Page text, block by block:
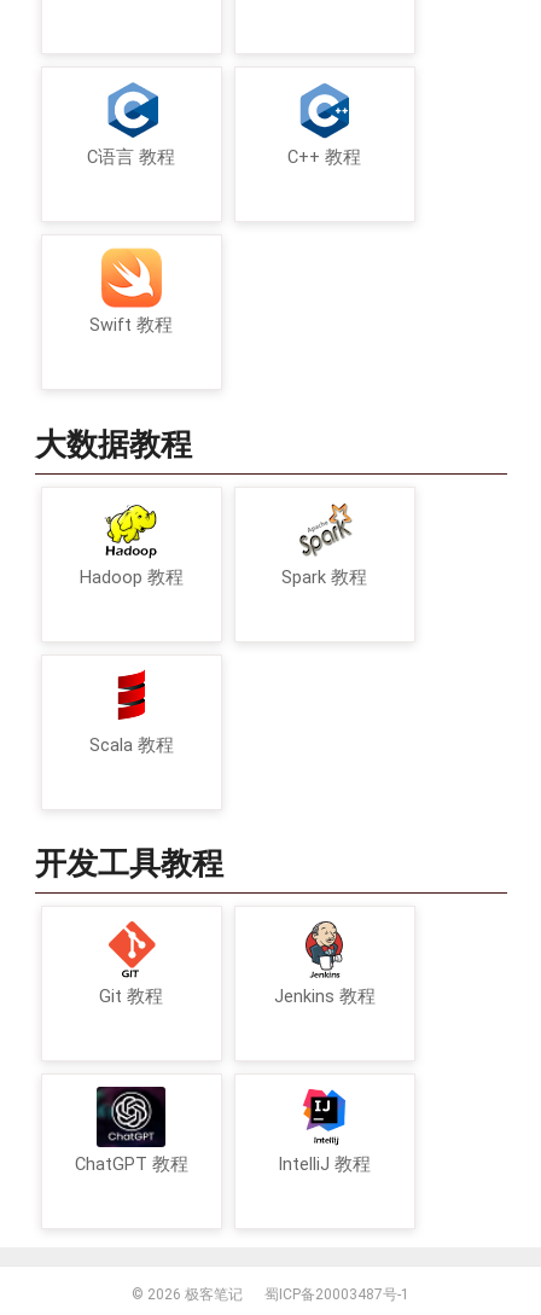
C语言 教程 C++ 教程
Swift 教程
大数据教程
Hadoop 教程 Spark 教程
Scala 教程
开发工具教程
Git 教程 Jenkins 教程
ChatGPT 教程 IntelliJ 教程
© 2026 极客笔记 蜀ICP备20003487号-1